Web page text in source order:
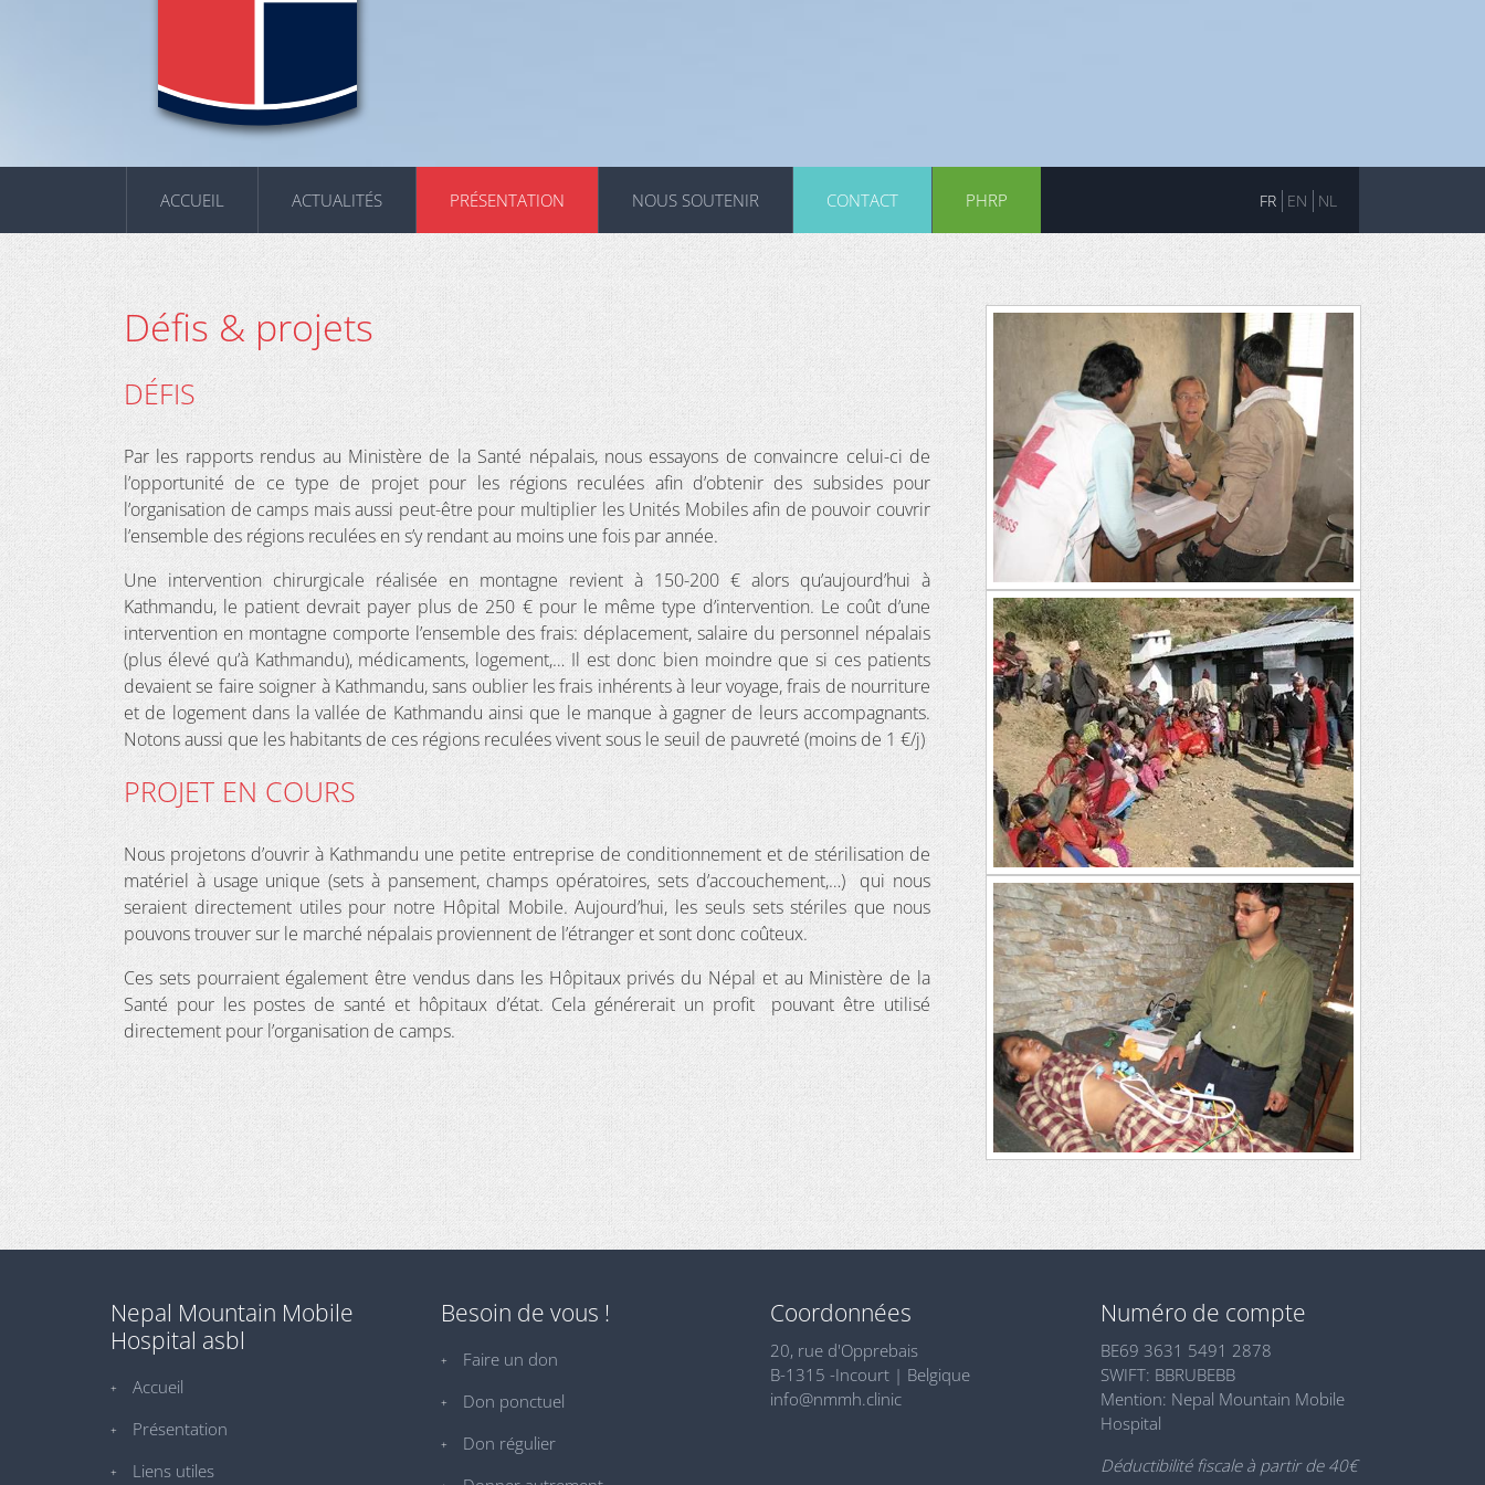
ACCUEIL ACTUALITÉS PRÉSENTATION NOUS SOUTENIR CONTACT PHRP FR EN NL
Défis & projets
DÉFIS
Par les rapports rendus au Ministère de la Santé népalais, nous essayons de convaincre celui-ci de
l’opportunité de ce type de projet pour les régions reculées afin d’obtenir des subsides pour
l’organisation de camps mais aussi peut-être pour multiplier les Unités Mobiles afin de pouvoir couvrir
l’ensemble des régions reculées en s’y rendant au moins une fois par année.
Une intervention chirurgicale réalisée en montagne revient à 150-200 € alors qu’aujourd’hui à
Kathmandu, le patient devrait payer plus de 250 € pour le même type d’intervention. Le coût d’une
intervention en montagne comporte l’ensemble des frais: déplacement, salaire du personnel népalais
(plus élevé qu’à Kathmandu), médicaments, logement,… Il est donc bien moindre que si ces patients
devaient se faire soigner à Kathmandu, sans oublier les frais inhérents à leur voyage, frais de nourriture
et de logement dans la vallée de Kathmandu ainsi que le manque à gagner de leurs accompagnants.
Notons aussi que les habitants de ces régions reculées vivent sous le seuil de pauvreté (moins de 1 €/j)
PROJET EN COURS
Nous projetons d’ouvrir à Kathmandu une petite entreprise de conditionnement et de stérilisation de
matériel à usage unique (sets à pansement, champs opératoires, sets d’accouchement,…) qui nous
seraient directement utiles pour notre Hôpital Mobile. Aujourd’hui, les seuls sets stériles que nous
pouvons trouver sur le marché népalais proviennent de l’étranger et sont donc coûteux.
Ces sets pourraient également être vendus dans les Hôpitaux privés du Népal et au Ministère de la
Santé pour les postes de santé et hôpitaux d’état. Cela générerait un profit pouvant être utilisé
directement pour l’organisation de camps.
Nepal Mountain Mobile
Hospital asbl
Accueil
Présentation
Liens utiles
Besoin de vous !
Faire un don
Don ponctuel
Don régulier
Coordonnées
20, rue d'Opprebais
B-1315 -Incourt | Belgique
info@nmmh.clinic
Numéro de compte
BE69 3631 5491 2878
SWIFT: BBRUBEBB
Mention: Nepal Mountain Mobile
Hospital
Déductibilité fiscale à partir de 40€